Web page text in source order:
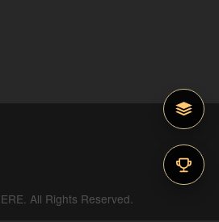
All Rights Reserved.